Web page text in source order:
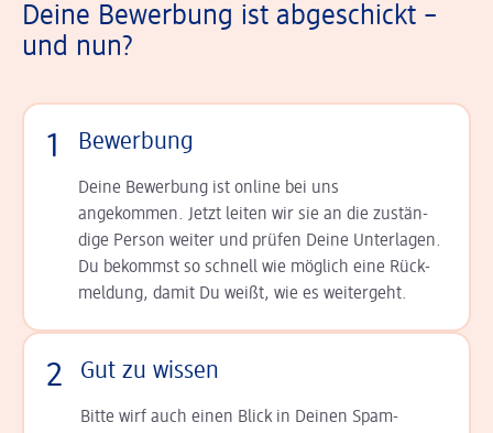
Deine Bewerbung ist abgeschickt –
und nun?
1 Bewerbung
Deine Bewerbung ist online bei uns
angekommen. Jetzt leiten wir sie an die zu­stän­
dige Person weiter und prüfen Deine Unterlagen.
Du bekommst so schnell wie möglich eine Rück­
meldung, damit Du weißt, wie es weitergeht.
2 Gut zu wissen
Bitte wirf auch einen Blick in Deinen Spam-